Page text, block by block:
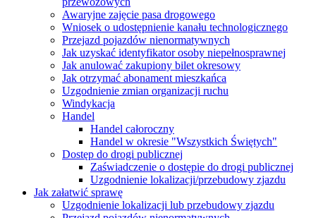
Awaryjne zajęcie pasa drogowego
Wniosek o udostępnienie kanału technologicznego
Przejazd pojazdów nienormatywnych
Jak uzyskać identyfikator osoby niepełnosprawnej
Jak anulować zakupiony bilet okresowy
Jak otrzymać abonament mieszkańca
Uzgodnienie zmian organizacji ruchu
Windykacja
Handel
Handel całoroczny
Handel w okresie "Wszystkich Świętych"
Dostęp do drogi publicznej
Zaświadczenie o dostępie do drogi publicznej
Uzgodnienie lokalizacji/przebudowy zjazdu
Jak załatwić sprawę
Uzgodnienie lokalizacji lub przebudowy zjazdu